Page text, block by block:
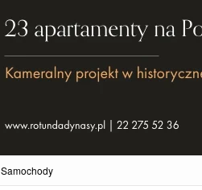
Samochody